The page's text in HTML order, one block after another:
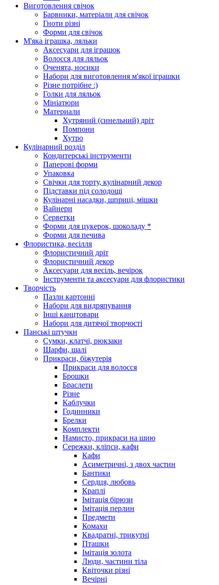
Виготовлення свічок
Барвники, матеріали для свічок
Гноти різні
Форми для свічок
М'яка іграшка, ляльки
Аксесуари для іграшок
Волосся для ляльок
Оченята, носики
Набори для виготовлення м'якої іграшки
Різне потрібне :)
Голки для ляльок
Мініатюри
Материали
Хутряний (синельний) дріт
Помпони
Хутро
Кулінарний розділ
Кондитерські інструменти
Паперові форми
Упаковка
Свічки для торту, кулінарний декор
Підставки під солодощі
Кулінарні насадки, шприці, мішки
Вайнери
Серветки
Форми для цукерок, шоколаду *
Форми для печива
Флористика, весілля
Флористичний дріт
Флористичний декор
Аксесуари для весіль, вечірок
Інструменти та аксесуари для флористики
Творчість
Пазли картонні
Набори для видряпування
Інші канцтовари
Набори для дитячої творчості
Панські штучки
Сумки, клатчі, рюкзаки
Шарфи, шалі
Прикраси, біжутерія
Прикраси для волосся
Брошки
Браслети
Різне
Каблучки
Годинники
Брелки
Комплекти
Намисто, прикраси на шию
Сережки, кліпси, кафи
Кафи
Асиметричні, з двох частин
Бантики
Сердця, любовь
Краплі
Імітація бірюзи
Імітація перлин
Предмети
Комахи
Квадратні, трикутні
Пташки
Імітація золота
Люди, частини тіла
Квіточки різні
Вечірні